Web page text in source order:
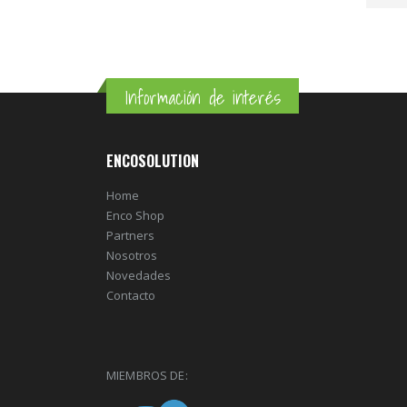
Información de interés
ENCOSOLUTION
Home
Enco Shop
Partners
Nosotros
Novedades
Contacto
MIEMBROS DE: